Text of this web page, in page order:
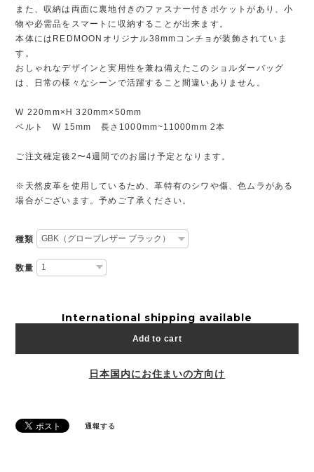
また、収納は両面に裏地付きのファスナー付きポケットがあり、小
物や必需品をスマートに収納することが出来ます。
本体にはREDMOONオリジナル38mmコンチョが装飾されていま
す。
おしゃれなデザインと実用性を兼ね備えたこのショルダーバッグ
は、日常の様々なシーンで活躍すること間違いありません。
W 220mm×H 320mm×50mm
ベルト W 15mm 長さ1000mm~11000mm 2本
ご注文確定後2〜4週間でのお届け予定となります。
※天然皮革を使用しているため、革特有のシワや傷、色ムラがある
場合がございます。予めご了承ください。
種類
数量
International shipping available
Add to cart
日本国内にお住まいの方向け
通報する